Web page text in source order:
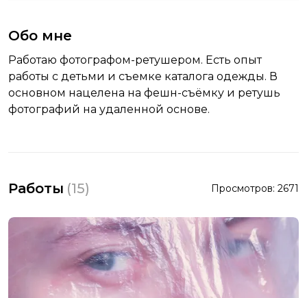
Обо мне
Работаю фотографом-ретушером. Есть опыт
работы с детьми и съемке каталога одежды. В
основном нацелена на фешн-съёмку и ретушь
фотографий на удаленной основе.
Работы (15) Просмотров: 2671